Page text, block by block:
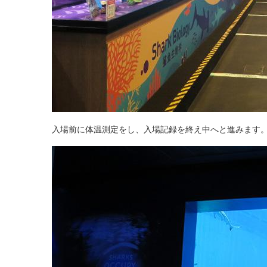
入場前に体温測定をし、入場記録を終え中へと進みます